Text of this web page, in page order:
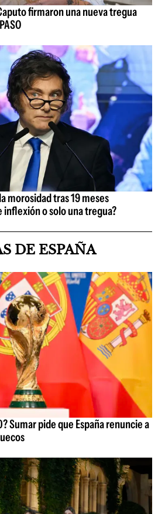
firmaron una nueva tregua
morosidad tras 19 meses
o solo una tregua?
DE ESPAÑA
Sumar pide que España renuncie a